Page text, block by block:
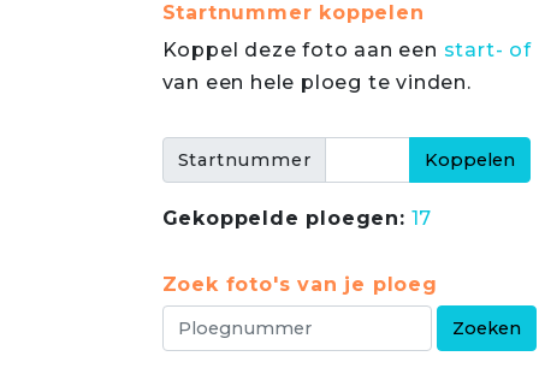
Startnummer koppelen
Koppel deze foto aan een start- of
van een hele ploeg te vinden.
Startnummer
Gekoppelde ploegen: 17
Zoek foto's van je ploeg